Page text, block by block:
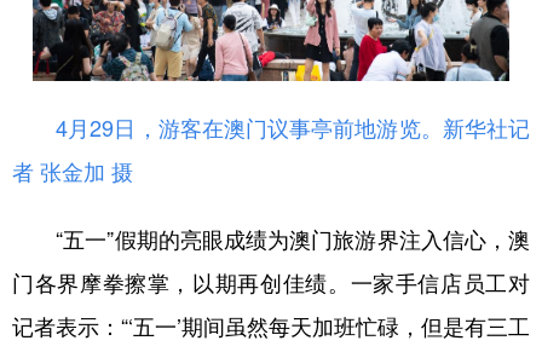
4月29日，游客在澳门议事亭前地游览。 新华社记
者 张金加 摄
“五一”假期的亮眼成绩为澳门旅游界注入信心，澳
门各界摩拳擦掌，以期再创佳绩。一家手信店员工对
记者表示：“‘五一’期间虽然每天加班忙碌，但是有三工